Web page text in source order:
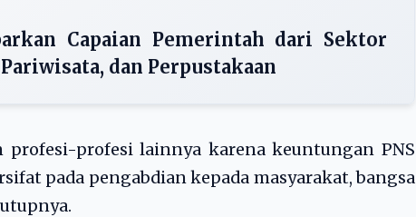
Capaian Pemerintah dari Sektor
dan Perpustakaan
profesi-profesi lainnya karena keuntungan PNS
pada pengabdian kepada masyarakat, bangsa